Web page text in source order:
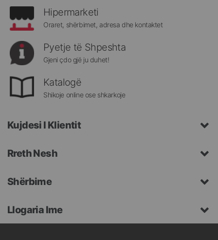
Hipermarketi
Oraret, shërbimet, adresa dhe kontaktet
Pyetje të Shpeshta
Gjeni çdo gjë ju duhet!
Katalogë
Shikoje online ose shkarkoje
Kujdesi I Klientit
Rreth Nesh
Shërbime
Llogaria Ime